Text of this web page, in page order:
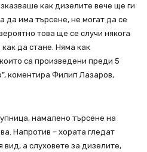
как дизелите вече ще ги
да има търсене, не могат да се
това ще се случи някога
да стане. Няма как
са произведени преди 5
коментира Филип Лазаров,
намалено търсене на
Напротив – хората гледат
а слуховете за дизелите,